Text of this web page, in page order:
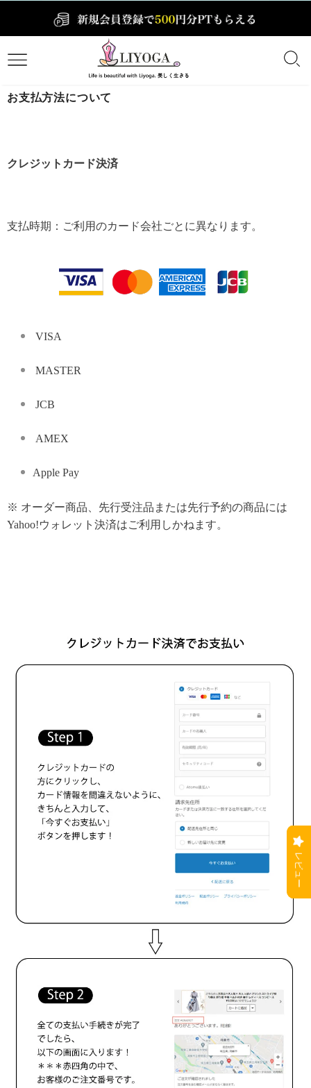
お支払方法について
クレジットカード決済
支払時期：ご利用のカード会社ごとに異なります。
VISA
MASTER
JCB
AMEX
Apple Pay
※ オーダー商品、先行受注品または先行予約の商品には
Yahoo!ウォレット決済はご利用しかねます。